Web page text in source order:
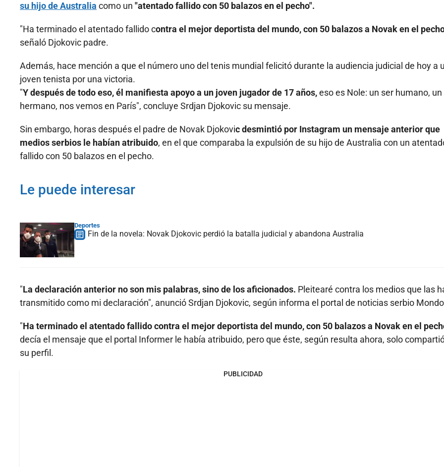
su hijo de Australia como un "atentado fallido con 50 balazos en el pecho".
"Ha terminado el atentado fallido contra el mejor deportista del mundo, con 50 balazos a Novak en el
señaló Djokovic padre.
Además, hace mención a que el número uno del tenis mundial felicitó durante la audiencia judicial de hoy a
joven tenista por una victoria.
"Y después de todo eso, él manifiesta apoyo a un joven jugador de 17 años,eso es Nole: un ser humano, un
hermano, nos vemos en París", concluye Srdjan Djokovic su mensaje.
Sin embargo, horas después el padre de Novak Djokovic desmintió por Instagram un mensaje anterior que
medios serbios le habían atribuido, en el que comparaba la expulsión de su hijo de Australia con un
fallido con 50 balazos en el pecho.
Le puede interesar
Deportes
Fin de la novela: Novak Djokovic perdió la batalla judicial y abandona Australia
"La declaración anterior no son mis palabras, sino de los aficionados. Pleitearé contra los medios que las
transmitido como mi declaración", anunció Srdjan Djokovic, según informa el portal de noticias serbio
"Ha terminado el atentado fallido contra el mejor deportista del mundo, con 50 balazos a Novak en el
decía el mensaje que el portal Informer le había atribuido, pero que éste, según resulta ahora, solo
su perfil.
PUBLICIDAD